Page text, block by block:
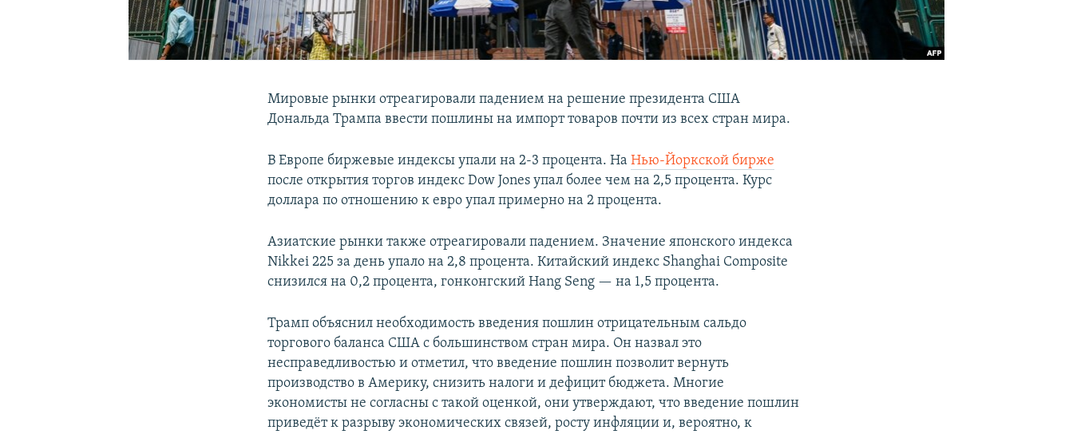
Мировые рынки отреагировали падением на решение президента США
Дональда Трампа ввести пошлины на импорт товаров почти из всех стран мира.
В Европе биржевые индексы упали на 2-3 процента. НаНью-Йоркской бирже
после открытия торгов индекс Dow Jones упал более чем на 2,5 процента. Курс
доллара по отношению к евро упал примерно на 2 процента.
Азиатские рынки также отреагировали падением. Значение японского индекса
Nikkei 225 за день упало на 2,8 процента. Китайский индекс Shanghai Composite
снизился на 0,2 процента, гонконгский Hang Seng — на 1,5 процента.
Трамп объяснил необходимость введения пошлин отрицательным сальдо
торгового баланса США с большинством стран мира. Он назвал это
несправедливостью и отметил, что введение пошлин позволит вернуть
производство в Америку, снизить налоги и дефицит бюджета. Многие
экономисты не согласны с такой оценкой, они утверждают, что введение пошлин
приведёт к разрыву экономических связей, росту инфляции и, вероятно, к